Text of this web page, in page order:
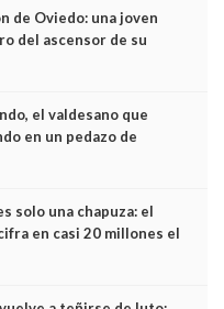
de Oviedo: una joven
del ascensor de su
sus últimos minutos
el valdesano que
en un pedazo de
solo una chapuza: el
en casi 20 millones el
que no cabían por los